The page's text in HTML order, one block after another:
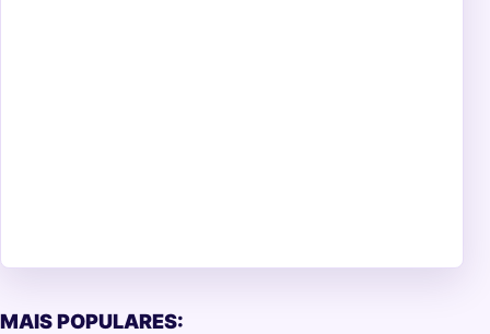
MAIS POPULARES: